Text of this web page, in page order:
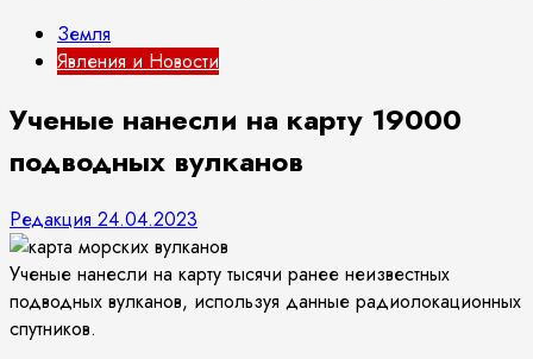
Земля
Явления и Новости
Ученые нанесли на карту 19000
подводных вулканов
Редакция 24.04.2023
Ученые нанесли на карту тысячи ранее неизвестных
подводных вулканов, используя данные радиолокационных
спутников.